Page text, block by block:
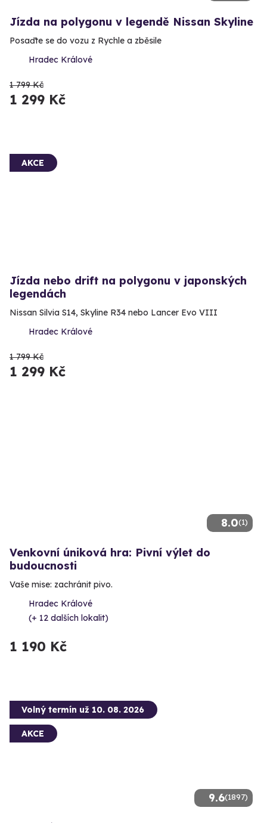
Jízda na polygonu v legendě Nissan Skyline
Posaďte se do vozu z Rychle a zběsile
Hradec Králové
1 799 Kč
1 299 Kč
AKCE
Jízda nebo drift na polygonu v japonských
legendách
Nissan Silvia S14, Skyline R34 nebo Lancer Evo VIII
Hradec Králové
1 799 Kč
1 299 Kč
8.0(1)
Venkovní úniková hra: Pivní výlet do
budoucnosti
Vaše mise: zachránit pivo.
Hradec Králové
(+ 12 dalších lokalit)
1 190 Kč
9.6(1897)
Volný termín už 10. 08. 2026
AKCE